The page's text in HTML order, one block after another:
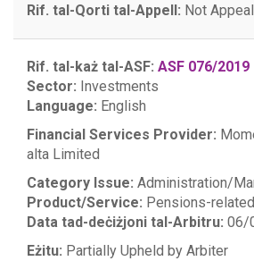
Rif. tal-Qorti tal-Appell: Not
Rif. tal-każ tal-ASF: ASF 076/2019
Sector: Investments
Language: English
Financial Services Provider:
alta Limited
Category Issue: Administration/
Product/Service: Pensions-related
Data tad-deċiżjoni tal-Arbitru: 06/
Eżitu: Partially Upheld by Arbiter